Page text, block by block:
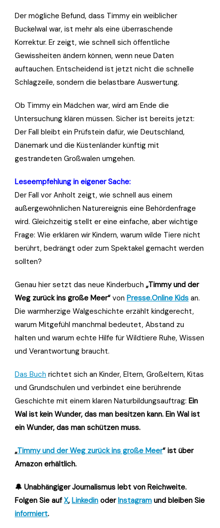
Der mögliche Befund, dass Timmy ein weiblicher
Buckelwal war, ist mehr als eine überraschende
Korrektur. Er zeigt, wie schnell sich öffentliche
Gewissheiten ändern können, wenn neue Daten
auftauchen. Entscheidend ist jetzt nicht die schnelle
Schlagzeile, sondern die belastbare Auswertung.
Ob Timmy ein Mädchen war, wird am Ende die
Untersuchung klären müssen. Sicher ist bereits jetzt:
Der Fall bleibt ein Prüfstein dafür, wie Deutschland,
Dänemark und die Küstenländer künftig mit
gestrandeten Großwalen umgehen.
Leseempfehlung in eigener Sache:
Der Fall vor Anholt zeigt, wie schnell aus einem
außergewöhnlichen Naturereignis eine Behördenfrage
wird. Gleichzeitig stellt er eine einfache, aber wichtige
Frage: Wie erklären wir Kindern, warum wilde Tiere nicht
berührt, bedrängt oder zum Spektakel gemacht werden
sollten?
Genau hier setzt das neue Kinderbuch „Timmy und der
Weg zurück ins große Meer“ von Presse.Online Kids an.
Die warmherzige Walgeschichte erzählt kindgerecht,
warum Mitgefühl manchmal bedeutet, Abstand zu
halten und warum echte Hilfe für Wildtiere Ruhe, Wissen
und Verantwortung braucht.
Das Buch richtet sich an Kinder, Eltern, Großeltern, Kitas
und Grundschulen und verbindet eine berührende
Geschichte mit einem klaren Naturbildungsauftrag: Ein
Wal ist kein Wunder, das man besitzen kann. Ein Wal ist
ein Wunder, das man schützen muss.
„Timmy und der Weg zurück ins große Meer“ ist über
Amazon erhältlich.
🔔 Unabhängiger Journalismus lebt von Reichweite.
Folgen Sie aufX, Linkedin oderInstagram und bleiben Sie
informiert.